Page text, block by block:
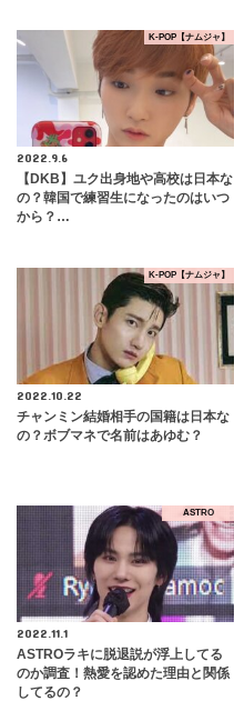
K-POP【ナムジャ】
2022.9.6
【DKB】ユク出身地や高校は日本な
の？韓国で練習生になったのはいつ
から？…
K-POP【ナムジャ】
2022.10.22
チャンミン結婚相手の国籍は日本な
の？ボブマネで名前はあゆむ？
ASTRO
2022.11.1
ASTROラキに脱退説が浮上してる
のか調査！熱愛を認めた理由と関係
してるの？